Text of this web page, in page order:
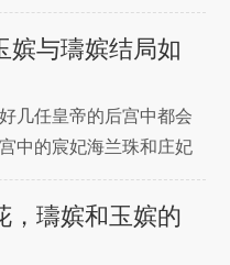
，她们是皇太极一朝的
名的海兰珠宸妃。咸丰
，她们出自叶赫那拉氏
成为了璹嫔，而妹妹则
嫔与璹嫔结局如
几任皇帝的后宫中都会
中的宸妃海兰珠和庄妃
皇后和淑惠妃博尔济吉
妹花，光绪后宫中也有
帝的后宫中也不可避免
，璹嫔和玉嫔的